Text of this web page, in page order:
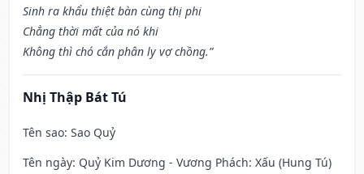
Sinh ra khẩu thiệt bàn cùng thị phi
Chẳng thời mất của nó khi
Không thì chó cắn phân ly vợ chồng.”
Nhị Thập Bát Tú
Tên sao: Sao Quỷ
Tên ngày: Quỷ Kim Dương - Vương Phách: Xấu (Hung Tú)